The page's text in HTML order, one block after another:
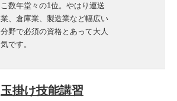
こ数年堂々の1位。やはり運送
業、倉庫業、製造業など幅広い
分野で必須の資格とあって大人
気です。
玉掛け技能講習